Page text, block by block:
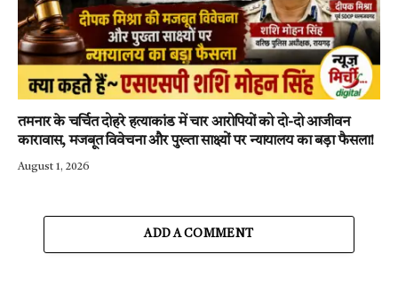
तमनार के चर्चित दोहरे हत्याकांड में चार आरोपियों को दो-दो आजीवन
कारावास, मजबूत विवेचना और पुख्ता साक्ष्यों पर न्यायालय का बड़ा फैसला!
August 1, 2026
ADD A COMMENT